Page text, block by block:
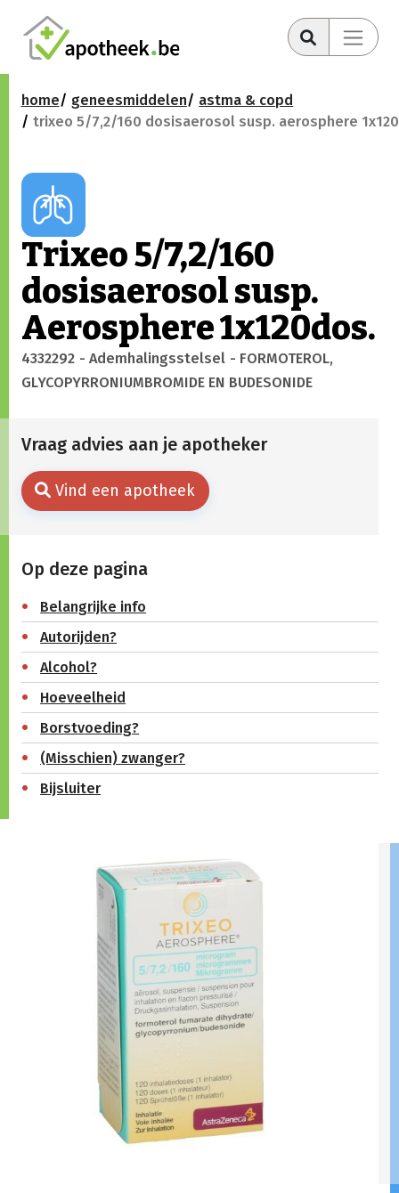
home geneesmiddelen
astma & copd
trixeo 5/7,2/160 dosisaerosol susp. aerosphere
Trixeo 5/7,2/160
dosisaerosol susp.
Aerosphere 1x120dos.
4332292 - Ademhalingsstelsel - FORMOTEROL,
GLYCOPYRRONIUMBROMIDE EN BUDESONIDE
Vraag advies aan je apotheker
Vind een apotheek
Op deze pagina
Belangrijke info
Autorijden?
Alcohol?
Hoeveelheid
Borstvoeding?
(Misschien) zwanger?
Bijsluiter